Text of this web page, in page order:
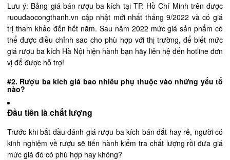
Lưu ý: Bảng giá bán rượu ba kích tại TP. Hồ Chí Minh trên được
ruoudaocongthanh.vn cập nhật mới nhất tháng 9/2022 và có giá
trị tham khảo đến hết năm. Sau năm 2022 mức giá sản phẩm có
thể được điều chỉnh sao cho phù hợp với thị trường, để biết mức
giá rượu ba kích Hà Nội hiện hành bạn hãy liên hệ đến hotline đơn
vị để được hỗ trợ!
#2. Rượu ba kích giá bao nhiêu phụ thuộc vào những yếu tố
nào?
Đầu tiên là chất lượng
Trước khi bắt đầu đánh giá rượu ba kích bán đắt hay rẻ, người có
kinh nghiệm về rượu sẽ tiến hành kiểm tra chất lượng rồi đưa giá
mức giá đó có phù hợp hay không?